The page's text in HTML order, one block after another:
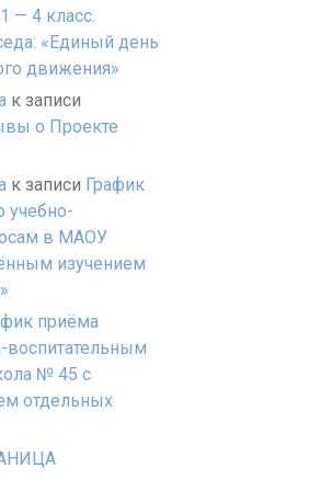
1 — 4 класс.
«Единый день
движения»
к записи
о Проекте
к записи График
учебно-
в МАОУ
изучением
приёма
воспитательным
№ 45 с
отдельных